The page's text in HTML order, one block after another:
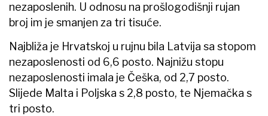
nezaposlenih. U odnosu na prošlogodišnji rujan
broj im je smanjen za tri tisuće.
Najbliža je Hrvatskoj u rujnu bila Latvija sa stopom
nezaposlenosti od 6,6 posto. Najnižu stopu
nezaposlenosti imala je Češka, od 2,7 posto.
Slijede Malta i Poljska s 2,8 posto, te Njemačka s
tri posto.